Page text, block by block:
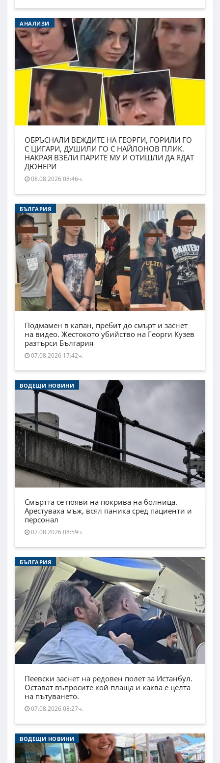
АНАЛИЗИ
ОБРЪСНАЛИ ВЕЖДИТЕ НА ГЕОРГИ, ГОРИЛИ ГО
С ЦИГАРИ, ДУШИЛИ ГО С НАЙЛОНОВ ПЛИК.
НАКРАЯ ВЗЕЛИ ПАРИТЕ МУ И ОТИШЛИ ДА ЯДАТ
ДЮНЕРИ
08.08.2026 08:46ч.
БЪЛГАРИЯ
Подмамен в капан, пребит до смърт и заснет
на видео. Жестокото убийство на Георги Кузев
разтърси България
07.08.2026 17:42ч.
ВОДЕЩИ НОВИНИ
Смъртта се появи на покрива на болница.
Арестуваха мъж, всял паника сред пациенти и
персонал
07.08.2026 08:59ч.
БЪЛГАРИЯ
Пеевски заснет на редовен полет за Истанбул.
Остават въпросите кой плаща и каква е целта
на пътуването.
07.08.2026 08:27ч.
ВОДЕЩИ НОВИНИ